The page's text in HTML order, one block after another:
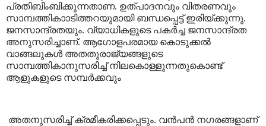
പ്രതിബിംബിക്കുന്നതാണ. ഉത്പാദനവും വിതരണവും
സാമ്പത്തികാാടിത്തറയുമായി ബന്ധപ്പെട്ട് ഇരിയ്ക്കുന്നു.
ജനസാന്ദ്രതയും. വ്യാധികളുടെ പകർച്ച ജനസാന്ദ്രത
അനുസരിച്ചാണ്. ആഗോളപരമായ കൊടുക്കൽ
വാങ്ങലുകൾ അതതുരാജ്യങ്ങളുടെ
സാമ്പത്തികാനുസരിച്ച് നിലകൊള്ളുന്നതുകൊണ്ട്
ആളുകളുടെ സമ്പർക്കവും
അതനുസരിച്ച് ക്രമീകരിക്കപ്പെടും. വൻപൻ നഗരങ്ങളാണ്